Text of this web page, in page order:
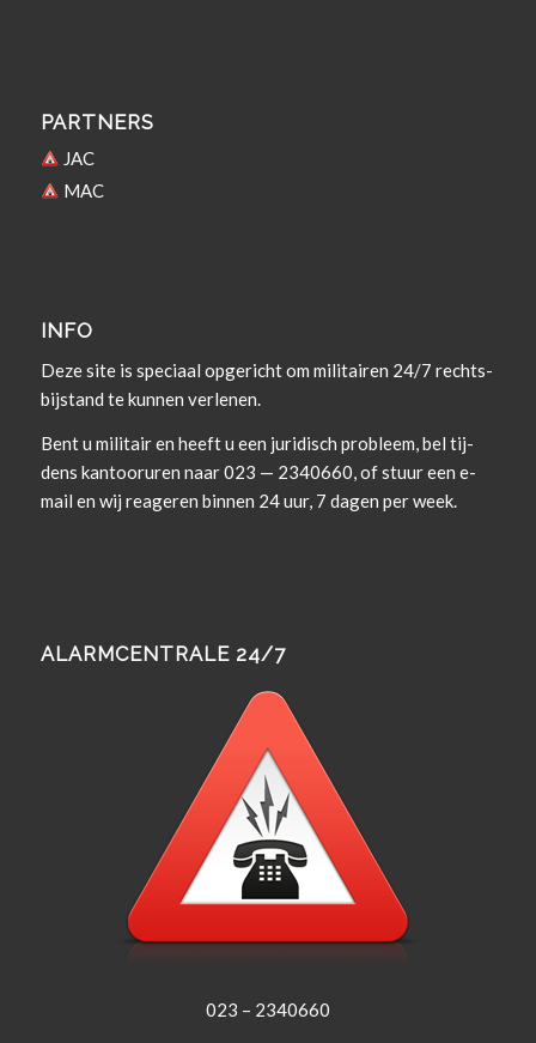
PARTNERS
JAC
MAC
INFO
Deze site is spe­ci­aal opgericht om militairen 24/7 rechts­
bi­j­s­tand te kun­nen verlenen.
Bent u militair en heeft u een juridisch prob­leem, bel tij­
dens kan­tooruren naar 023 — 2340660, of stuur een e-
mail en wij rea­geren bin­nen 24 uur, 7 dagen per week.
ALARMCENTRALE 24/7
023 – 2340660